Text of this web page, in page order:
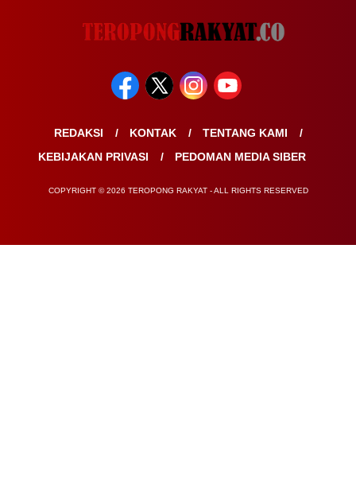
REDAKSI KONTAK
TENTANG KAMI
KEBIJAKAN PRIVASI
PEDOMAN MEDIA SIBER
COPYRIGHT © 2026 TEROPONG RAKYAT - ALL RIGHTS RESERVED